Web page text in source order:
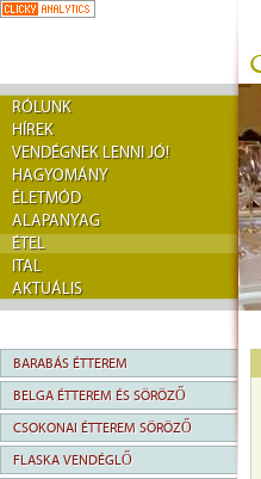
RÓLUNK
HÍREK
VENDÉGNEK LENNI JÓ!
HAGYOMÁNY
ÉLETMÓD
ALAPANYAG
ÉTEL
ITAL
AKTUÁLIS
BARABÁS ÉTTEREM
BELGA ÉTTEREM ÉS SÖRÖZŐ
CSOKONAI ÉTTEREM SÖRÖZŐ
FLASKA VENDÉGLŐ